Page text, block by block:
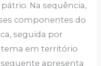
Na sequência,
componentes do
seguida por
tema em território
apresenta